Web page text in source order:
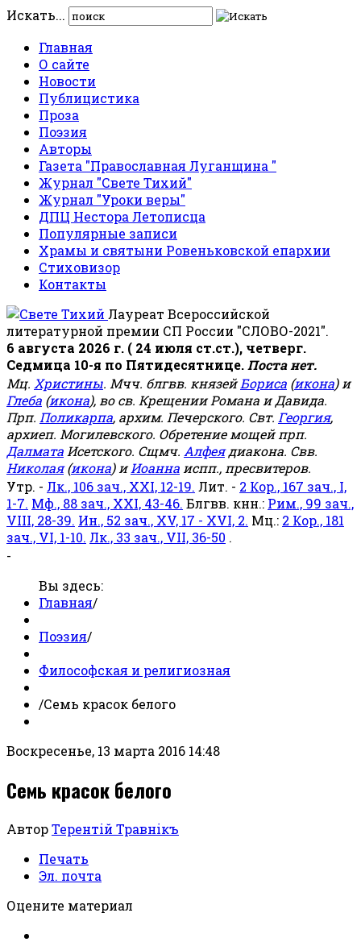
Искать...
Главная
О сайте
Новости
Публицистика
Проза
Поэзия
Авторы
Газета "Православная Луганщина "
Журнал "Свете Тихий"
Журнал "Уроки веры"
ДПЦ Нестора Летописца
Популярные записи
Храмы и святыни Ровеньковской епархии
Стиховизор
Контакты
Лауреат Всероссийской
литературной премии СП России "СЛОВО-2021".
6 августа 2026 г. ( 24 июля ст.ст.), четверг.
Седмица 10-я по Пятидесятнице. Поста нет.
Мц. Христины. Мчч. блгвв. князейБориса (икона) и
Глеба (икона), во св. Крещении Романа и Давида.
Прп. Поликарпа, архим. Печерского. Свт. Георгия,
архиеп. Могилевского. Обретение мощей прп.
Далмата Исетского. Сщмч. Алфеядиакона. Свв.
Николая(икона) иИоанна испп., пресвитеров.
Утр. - Лк., 106 зач., XXI, 12-19. Лит. - 2 Кор., 167 зач., I,
1-7. Мф., 88 зач., XXI, 43-46. Блгвв. кнн.: Рим., 99 зач.,
VIII, 28-39. Ин., 52 зач., XV, 17 - XVI, 2. Мц.: 2 Кор., 181
зач., VI, 1-10. Лк., 33 зач., VII, 36-50 .
-
Вы здесь:
Главная/
Поэзия/
Философская и религиозная
/Семь красок белого
Воскресенье, 13 марта 2016 14:48
Семь красок белого
АвторТерентiй Травнiкъ
Печать
Эл. почта
Оцените материал